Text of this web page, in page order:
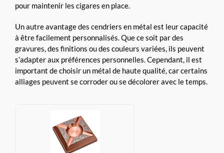
pour maintenir les cigares en place.
Un autre avantage des cendriers en métal est leur capacité
à être facilement personnalisés. Que ce soit par des
gravures, des finitions ou des couleurs variées, ils peuvent
s’adapter aux préférences personnelles. Cependant, il est
important de choisir un métal de haute qualité, car certains
alliages peuvent se corroder ou se décolorer avec le temps.